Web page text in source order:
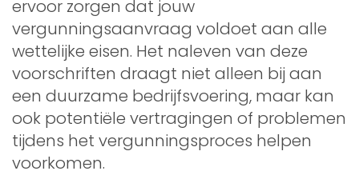
ervoor zorgen dat jouw
vergunningsaanvraag voldoet aan alle
wettelijke eisen. Het naleven van deze
voorschriften draagt niet alleen bij aan
een duurzame bedrijfsvoering, maar kan
ook potentiële vertragingen of problemen
tijdens het vergunningsproces helpen
voorkomen.